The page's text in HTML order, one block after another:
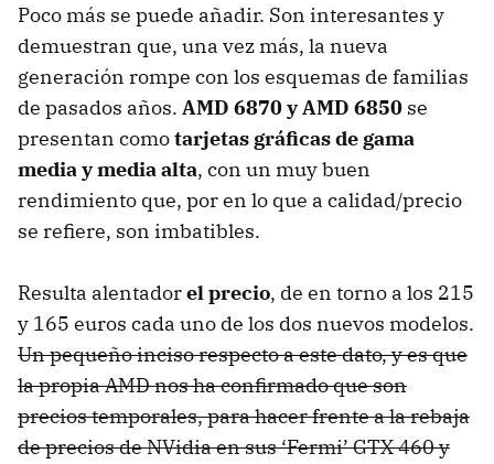
Poco más se puede añadir. Son interesantes y
demuestran que, una vez más, la nueva
generación rompe con los esquemas de familias
de pasados años. AMD 6870 yAMD 6850 se
presentan comotarjetas gráficas de gama
media y media alta, con un muy buen
rendimiento que, por en lo que a calidad/precio
se refiere, son imbatibles.
Resulta alentadorel precio, de en torno a los 215
y 165 euros cada uno de los dos nuevos modelos.
Un pequeño inciso respecto a este dato, y es que
la propiaAMDnos ha confirmado que son
precios temporales, para hacer frente a la rebaja
de precios de NVidia en sus ‘Fermi’GTX460 y